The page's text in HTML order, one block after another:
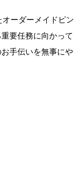
ーダーメイドピン
要任務に向かって
手伝いを無事にや